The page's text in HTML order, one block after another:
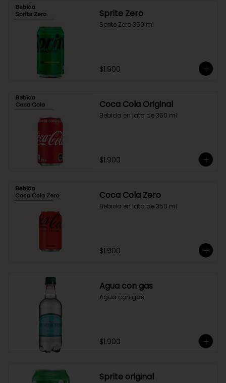
Sprite Zero
Sprite Zero 350 ml
$1.900
Coca Cola Original
Bebida en lata de 350 ml
$1.900
Coca Cola Zero
Bebida en lata de 350 ml
$1.900
Agua con gas
Agua con gas
$1.900
Sprite original